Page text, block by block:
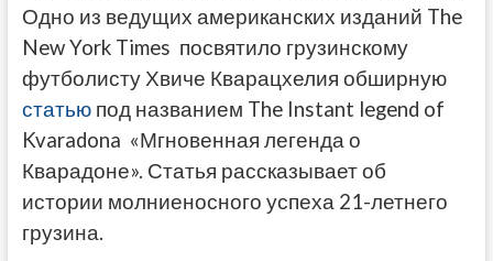
Одно из ведущих американских изданий The
New York Times посвятило грузинскому
футболисту Хвиче Кварацхелия обширную
статьюпод названием The Instant legend of
Kvaradona «Мгновенная легенда о
Кварадоне». Статья рассказывает об
истории молниеносного успеха 21-летнего
грузина.